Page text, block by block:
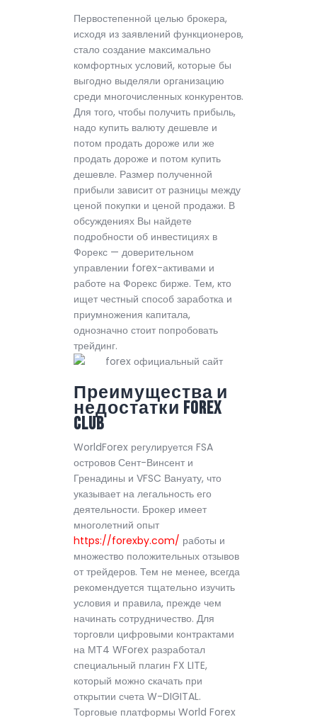
Первостепенной целью брокера,
исходя из заявлений функционеров,
стало создание максимально
комфортных условий, которые бы
выгодно выделяли организацию
среди многочисленных конкурентов.
Для того, чтобы получить прибыль,
надо купить валюту дешевле и
потом продать дороже или же
продать дороже и потом купить
дешевле. Размер полученной
прибыли зависит от разницы между
ценой покупки и ценой продажи. В
обсуждениях Вы найдете
подробности об инвестициях в
Форекс — доверительном
управлении forex-активами и
работе на Форекс бирже. Тем, кто
ищет честный способ заработка и
приумножения капитала,
однозначно стоит попробовать
трейдинг.
Преимущества и
недостатки Forex
Club
WorldForex регулируется FSA
островов Сент-Винсент и
Гренадины и VFSC Вануату, что
указывает на легальность его
деятельности. Брокер имеет
многолетний опыт
https://forexby.com/ работы и
множество положительных отзывов
от трейдеров. Тем не менее, всегда
рекомендуется тщательно изучить
условия и правила, прежде чем
начинать сотрудничество. Для
торговли цифровыми контрактами
на МТ4 WForex разработал
специальный плагин FX LITE,
который можно скачать при
открытии счета W-DIGITAL.
Торговые платформы World Forex